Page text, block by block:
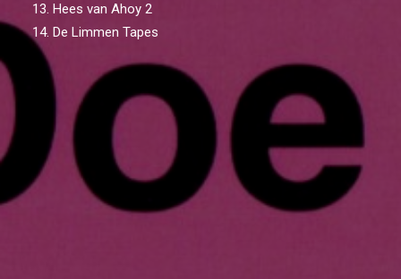
13. Hees van Ahoy 2
14. De Limmen Tapes